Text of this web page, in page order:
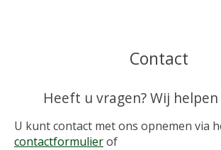
Contact
Heeft u vragen? Wij helpen
U kunt contact met ons opnemen via
contactformulierof